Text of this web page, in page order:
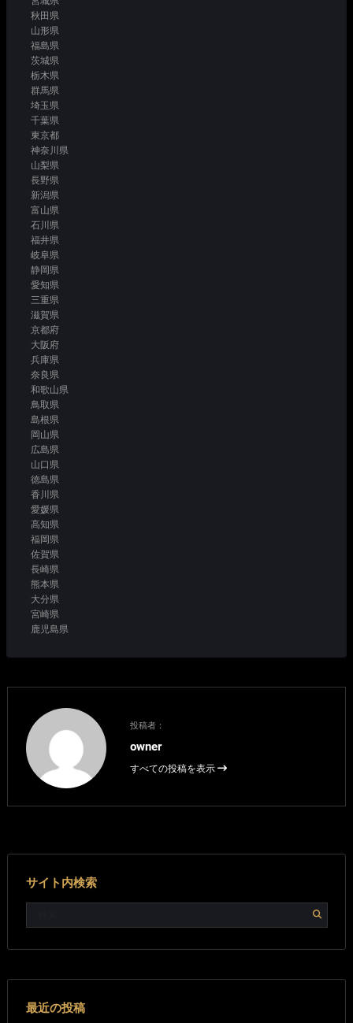
秋田県
山形県
福島県
茨城県
栃木県
群馬県
埼玉県
千葉県
東京都
神奈川県
山梨県
長野県
新潟県
富山県
石川県
福井県
岐阜県
静岡県
愛知県
三重県
滋賀県
京都府
大阪府
兵庫県
奈良県
和歌山県
鳥取県
島根県
岡山県
広島県
山口県
徳島県
香川県
愛媛県
高知県
福岡県
佐賀県
長崎県
熊本県
大分県
宮崎県
鹿児島県
投稿者：
owner
すべての投稿を表示
サイト内検索
最近の投稿